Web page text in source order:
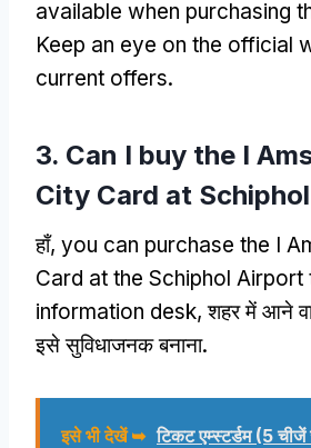
available when purchasing
Keep an eye on the official
current offers.
3. Can I buy the I
City Card at
हाँ, you can purchase the I
Card at the Schiphol Airport
information desk, शहर में आने
इसे सुविधाजनक बनाना.
इसे भी देखें ➥ टिकट एम्स्टर्डम (5 चीजें